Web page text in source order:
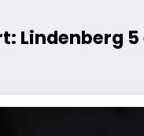
Lindenberg 5